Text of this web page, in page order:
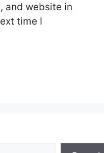
and website in
time I